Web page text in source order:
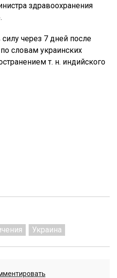
здравоохранения
.
через 7 дней после
словам украинских
т. н. индийского
Украина